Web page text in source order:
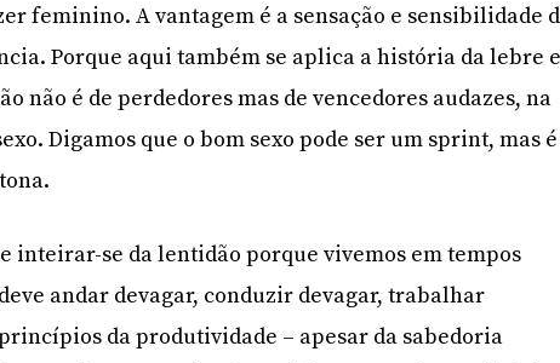
feminino. A vantagem é a sensação e sensibilidade
Porque aqui também se aplica a história da lebre
não é de perdedores mas de vencedores audazes, na
Digamos que o bom sexo pode ser um sprint, mas é
inteirar-se da lentidão porque vivemos em tempos
andar devagar, conduzir devagar, trabalhar
da produtividade – apesar da sabedoria